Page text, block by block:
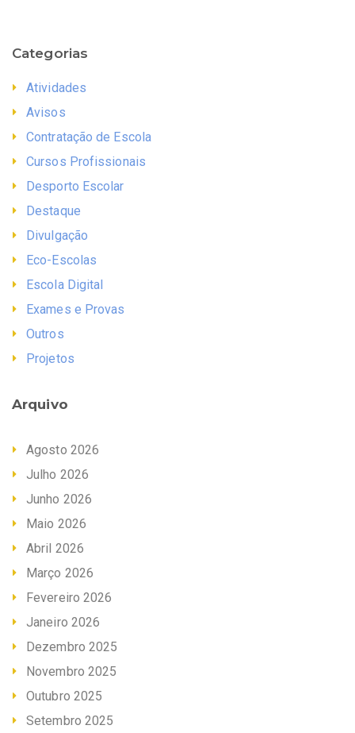
Categorias
Atividades
Avisos
Contratação de Escola
Cursos Profissionais
Desporto Escolar
Destaque
Divulgação
Eco-Escolas
Escola Digital
Exames e Provas
Outros
Projetos
Arquivo
Agosto 2026
Julho 2026
Junho 2026
Maio 2026
Abril 2026
Março 2026
Fevereiro 2026
Janeiro 2026
Dezembro 2025
Novembro 2025
Outubro 2025
Setembro 2025